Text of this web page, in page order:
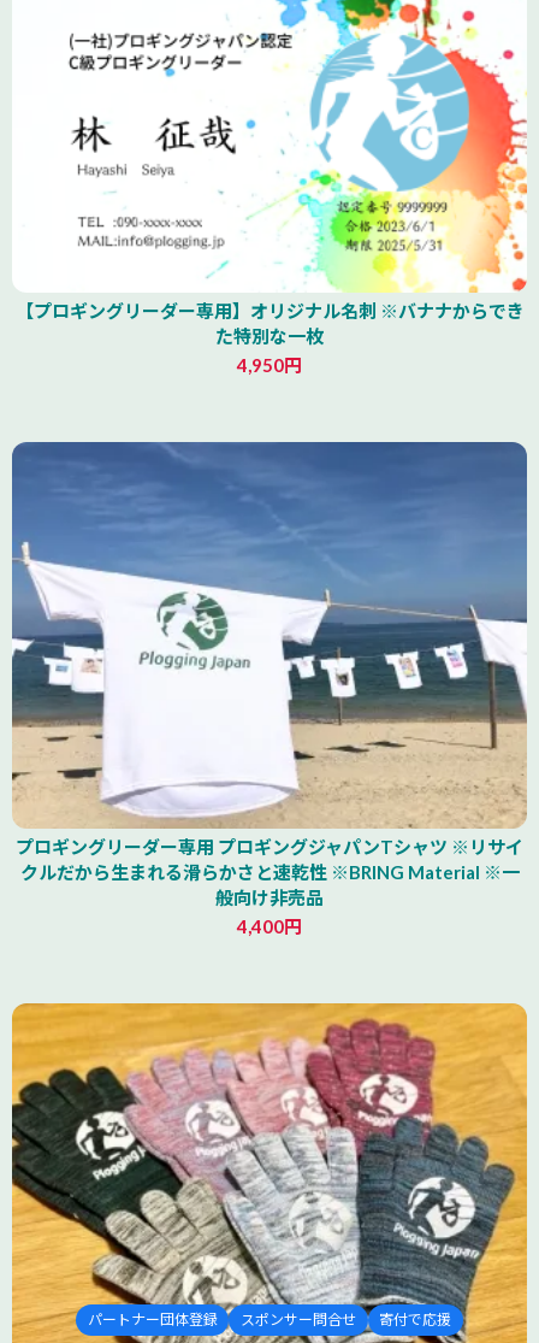
パートナー団体登録 スポンサー問合せ 寄付で応援
【プロギングリーダー専用】オリジナル名刺 ※バナナからでき
た特別な一枚
4,950円
プロギングリーダー専用 プロギングジャパンTシャツ ※リサイ
クルだから生まれる滑らかさと速乾性 ※BRING Material ※一
般向け非売品
4,400円